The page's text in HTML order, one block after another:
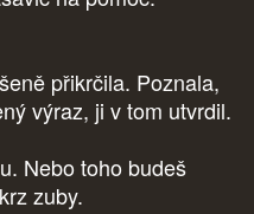
přikrčila. Poznala,
výraz, ji v tom utvrdil.
Nebo toho budeš
zuby.